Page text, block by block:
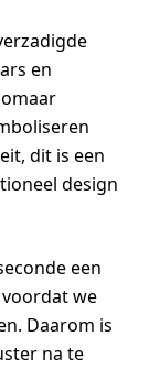
en
dit is een
design
een
we
Daarom is
na te